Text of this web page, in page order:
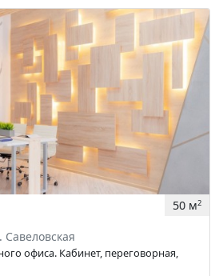
50 м2
Савеловская
офиса. Кабинет, переговорная,